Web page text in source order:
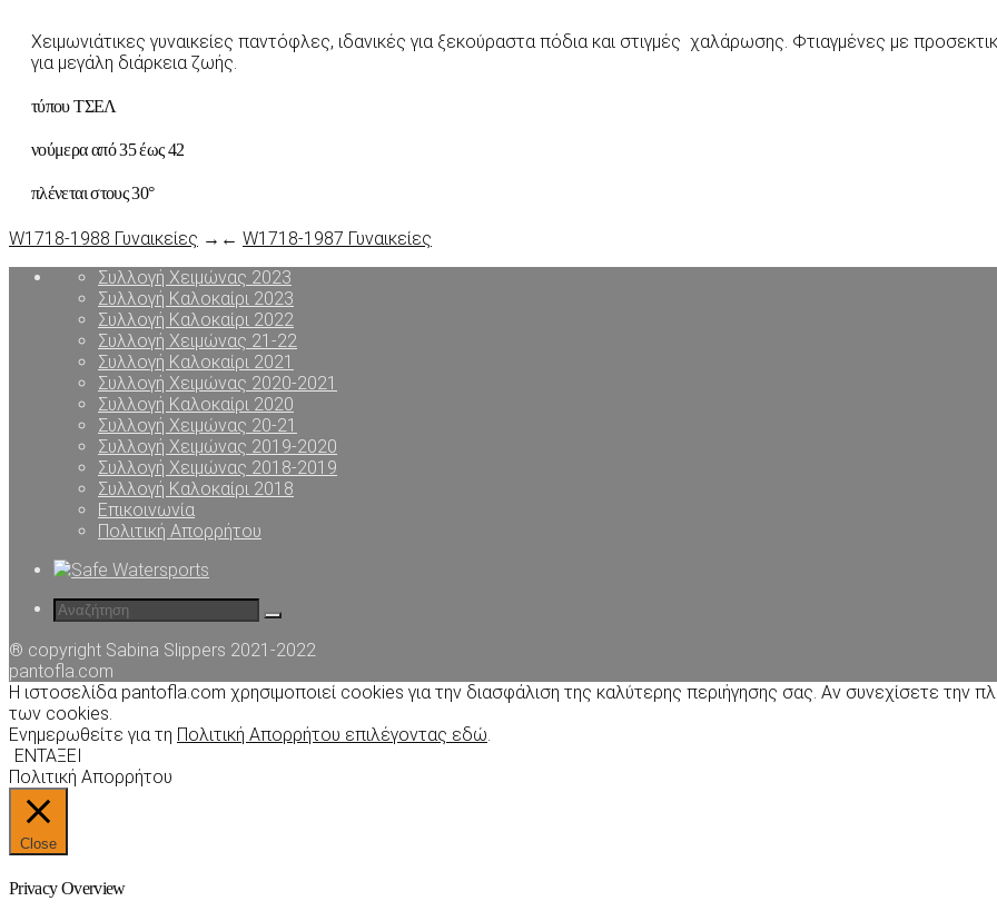
Χειμωνιάτικες γυναικείες παντόφλες, ιδανικές για ξεκούραστα πόδια και στιγμές χαλάρωσης. Φτιαγμένες με
για μεγάλη διάρκεια ζωής.
τύπου ΤΣΕΛ
νούμερα από 35 έως 42
πλένεται στους 30°
W1718-1988 Γυναικείες → ← W1718-1987 Γυναικείες
Συλλογή Χειμώνας 2023
Συλλογή Καλοκαίρι 2023
Συλλογή Καλοκαίρι 2022
Συλλογή Χειμώνας 21-22
Συλλογή Καλοκαίρι 2021
Συλλογή Χειμώνας 2020-2021
Συλλογή Καλοκαίρι 2020
Συλλογή Χειμώνας 20-21
Συλλογή Χειμώνας 2019-2020
Συλλογή Χειμώνας 2018-2019
Συλλογή Καλοκαίρι 2018
Επικοινωνία
Πολιτική Απορρήτου
® copyright Sabina Slippers 2021-2022
pantofla.com
Η ιστοσελίδα pantofla.com χρησιμοποιεί cookies για την διασφάλιση της καλύτερης περιήγησης σας. Αν συνεχίσετε την
των cookies.
Ενημερωθείτε για τη Πολιτική Απορρήτου επιλέγοντας εδώ
ΕΝΤΑΞΕΙ
Πολιτική Απορρήτου
Close
Privacy Overview